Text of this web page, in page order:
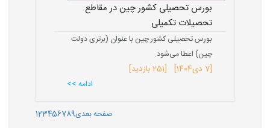
بورس تحصیلی کشور چین در مقاطع
تحصیلات تکمیلی
بورس تحصیلی کشور چین با عنوان (برتری دولت
چین) اعطا می‌شود.
[7 دی 1404] [251 بازدید]
ادامه >>
123456789صفحه بعدی